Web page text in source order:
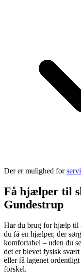
Der er mulighed for
Få hjælper til
Gundestrup
Har du brug for hjælp til
du få en hjælper, der
komfortabel – uden du
det er blevet fysisk svært
eller få lagenet
forskel.